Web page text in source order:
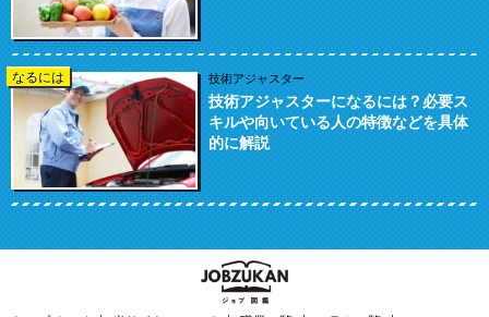
なるには 技術アジャスター
技術アジャスターになるには？必要ス
キルや向いている人の特徴などを具体
的に解説